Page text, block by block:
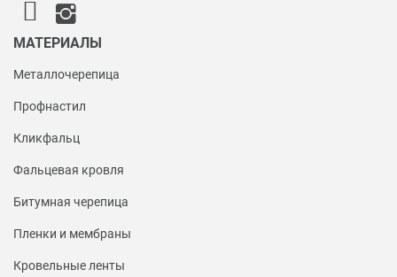
МАТЕРИАЛЫ
Металлочерепица
Профнастил
Кликфальц
Фальцевая кровля
Битумная черепица
Пленки и мембраны
Кровельные ленты